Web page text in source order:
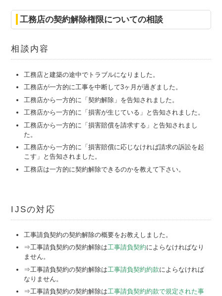
工務店の契約解除権限についての相談
相談内容
工務店と建築の途中でトラブルになりました。
工務店が一方的に工事を中断して3ヶ月が過ぎました。
工務店から一方的に「契約解除」を告知されました。
工務店から一方的に「損害が生じている」と告知されました。
工務店から一方的に「損害賠償を請求する」と告知されまし
た。
工務店から一方的に「損害賠償に応じなければ請求の訴訟を起
こす」と告知されました。
工務店は一方的に契約解除できるのかを教えて下さい。
IJSの対応
工事請負契約の契約解除の概要をお教えしました。
⇒工事請負契約の契約解除は工事請負契約によらなければなり
ません。
⇒工事請負契約の契約解除は工事請負契約約款によらなければ
なりません。
⇒工事請負契約の契約解除は工事請負契約約款で規定された事